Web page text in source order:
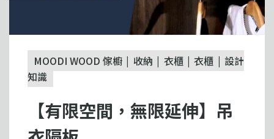
MOODI WOOD 傢櫥 收納 衣櫃 衣櫃
設計
知識
【有限空間，無限延伸】吊